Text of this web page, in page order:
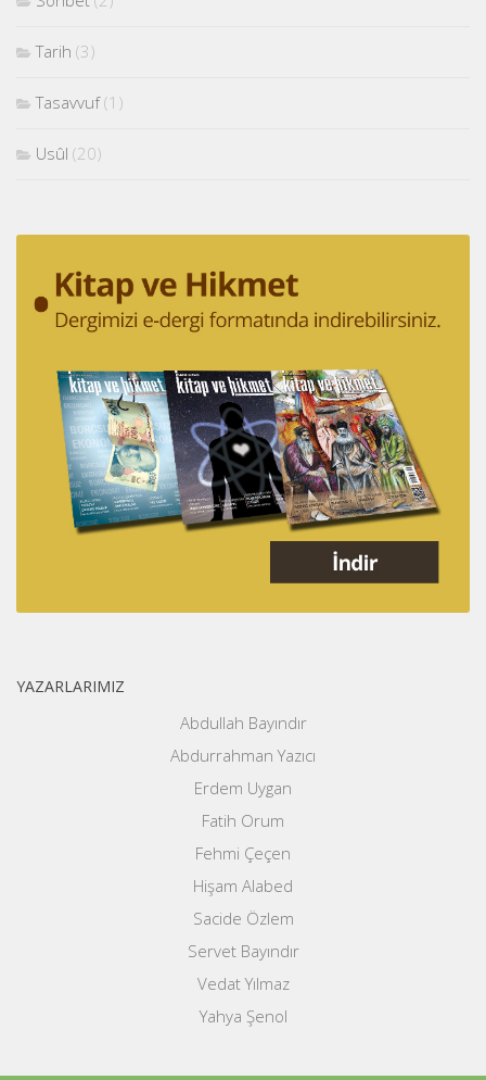
Tarih (3)
Tasavvuf(1)
Usûl (20)
YAZARLARIMIZ
Abdullah Bayındır
Abdurrahman Yazıcı
Erdem Uygan
Fatih Orum
Fehmi Çeçen
Hişam Alabed
Sacide Özlem
Servet Bayındır
Vedat Yılmaz
Yahya Şenol